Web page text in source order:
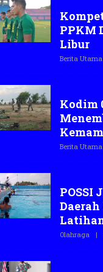
PPKM
Libur
Berita Utama
Kodim
Berita Utama
POSSI
Olahraga |